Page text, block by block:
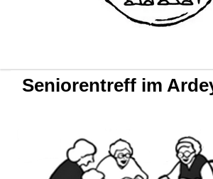
Seniorentreff im